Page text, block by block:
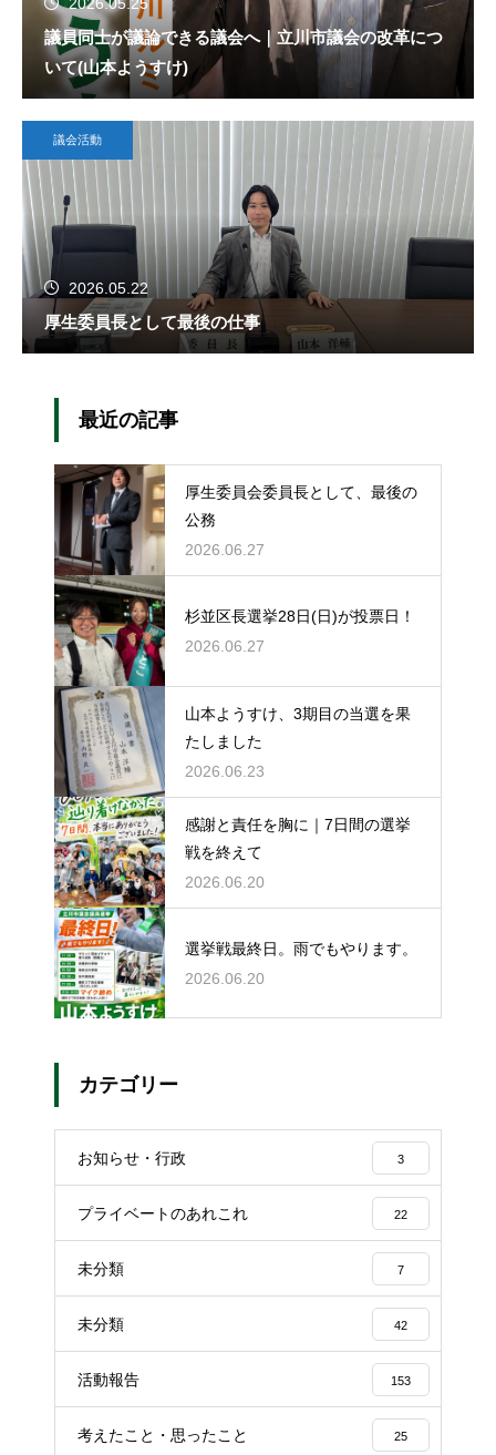
議員同士が議論できる議会へ｜立川市議会の改革につ
いて(山本ようすけ)
議会活動
2026.05.22
厚生委員長として最後の仕事
最近の記事
厚生委員会委員長として、最後の
公務
2026.06.27
杉並区長選挙28日(日)が投票日！
2026.06.27
山本ようすけ、3期目の当選を果
たしました
2026.06.23
感謝と責任を胸に｜7日間の選挙
戦を終えて
2026.06.20
選挙戦最終日。雨でもやります。
2026.06.20
カテゴリー
お知らせ・行政 3
プライベートのあれこれ 22
未分類 7
未分類 42
活動報告 153
考えたこと・思ったこと 25